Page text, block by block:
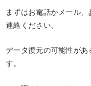
まずはお電話かメール
連絡ください。
データ復元の可能性が
す。